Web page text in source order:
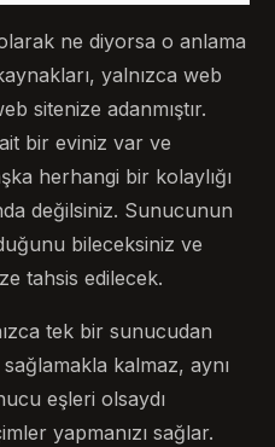
ne diyorsa o anlama
yalnızca web
sitenize adanmıştır.
bir eviniz var ve
herhangi bir kolaylığı
değilsiniz. Sunucunun
bileceksiniz ve
tahsis edilecek.
tek bir sunucudan
kalmaz, aynı
eşleri olsaydı
yapmanızı sağlar.